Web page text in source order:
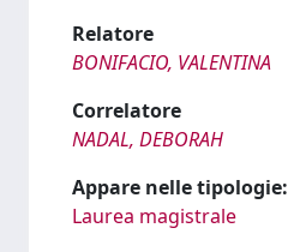
Relatore
BONIFACIO, VALENTINA
Correlatore
NADAL, DEBORAH
Appare nelle tipologie:
Laurea magistrale